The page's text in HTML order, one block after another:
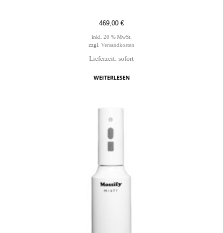
469,00 €
inkl. 20 % MwSt.
zzgl. Versandkosten
Lieferzeit: sofort
WEITERLESEN